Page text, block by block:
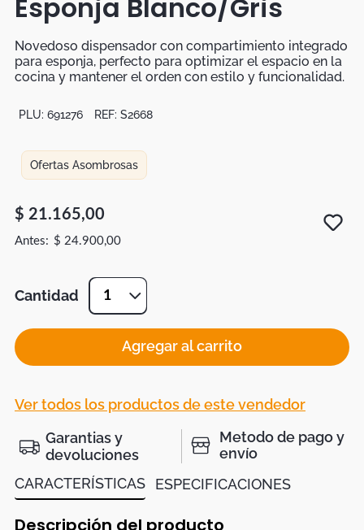
Esponja Blanco/Gris
Novedoso dispensador con compartimiento integrado
para esponja, perfecto para optimizar el espacio en la
cocina y mantener el orden con estilo y funcionalidad.
PLU: 691276 REF: S2668
Ofertas Asombrosas
$ 21.165,00
$ 24.900,00
Cantidad 1
Agregar al carrito
Ver todos los productos de este vendedor
Garantias y
devoluciones
Metodo de pago y
envío
CARACTERÍSTICAS
ESPECIFICACIONES
Descripción del producto